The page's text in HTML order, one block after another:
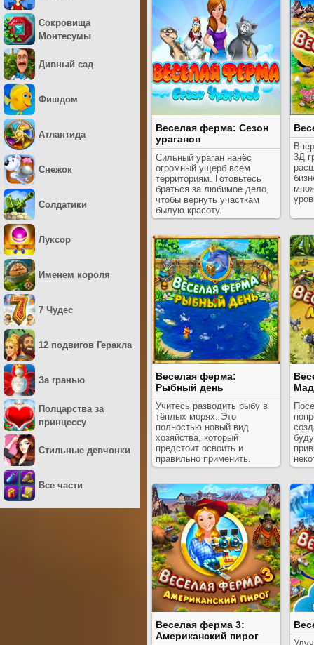
Веселая ферма: Сезон
ураганов
Сильный ураган нанёс
огромный ущерб всем
территориям. Готовьтесь
браться за любимое дело,
чтобы вернуть участкам
былую красоту.
3Д
Веселая ферма:
Рыбный день
Учитесь разводить рыбу в
тёплых морях. Это
полностью новый вид
хозяйства, который
предстоит освоить и
правильно применить.
Веселая ферма 3:
Американский пирог
Сокровища
Монтесумы
Дивный сад
Фишдом
Атлантида
Снежок
Солдатики
Луксор
Именем короля
7 Чудес
12 подвигов Геракла
За гранью
Полцарства за
принцессу
Стильные девчонки
Все части